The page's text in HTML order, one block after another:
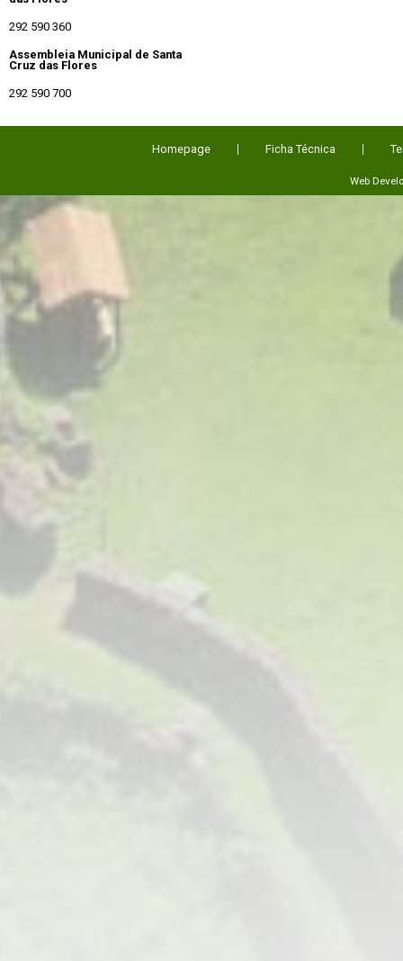
292 590 360
Assembleia Municipal de Santa
Cruz das Flores
292 590 700
Homepage Ficha Técnica
Web